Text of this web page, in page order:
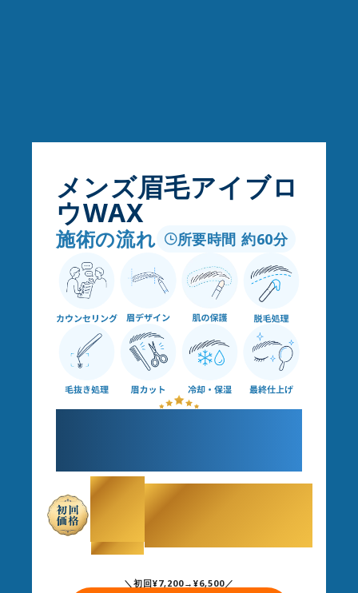
メンズ眉毛アイブロ
ウWAX
施術の流れ 所要時間 約60分
￥
（税込） 6,500
＼初回¥7,200→¥6,500／